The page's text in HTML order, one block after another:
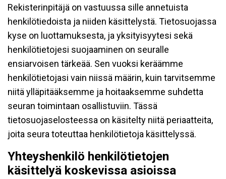
Rekisterinpitäjä on vastuussa sille annetuista
henkilötiedoista ja niiden käsittelystä. Tietosuojassa
kyse on luottamuksesta, ja yksityisyytesi sekä
henkilötietojesi suojaaminen on seuralle
ensiarvoisen tärkeää. Sen vuoksi keräämme
henkilötietojasi vain niissä määrin, kuin tarvitsemme
niitä ylläpitääksemme ja hoitaaksemme suhdetta
seuran toimintaan osallistuviin. Tässä
tietosuojaselosteessa on käsitelty niitä periaatteita,
joita seura toteuttaa henkilötietoja käsittelyssä.
Yhteyshenkilö henkilötietojen
käsittelyä koskevissa asioissa